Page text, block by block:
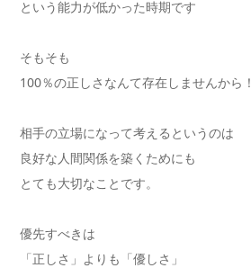
という能力が低かった時期です
そもそも
100％の正しさなんて存在しませんから！
相手の立場になって考えるというのは
良好な人間関係を築くためにも
とても大切なことです。
優先すべきは
「正しさ」よりも「優しさ」